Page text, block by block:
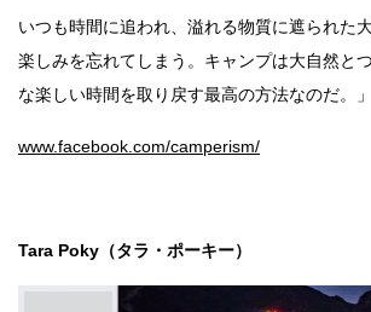
いつも時間に追われ、溢れる物質に遮られた
楽しみを忘れてしまう。キャンプは大自然と
な楽しい時間を取り戻す最高の方法なのだ。」
www.facebook.com/camperism/
Tara Poky（タラ・ポーキー）